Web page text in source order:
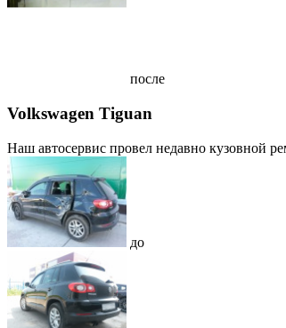
после
Volkswagen Tiguan
Наш автосервис провел недавно кузовной
до